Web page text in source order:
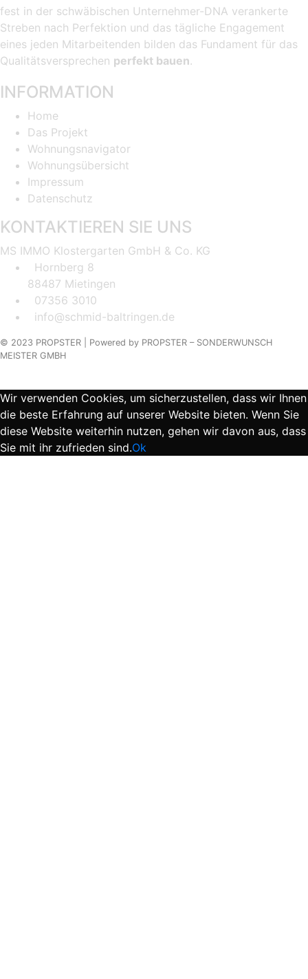
fest in der schwäbischen Unternehmer-DNA verankerte
Streben nach Perfektion und das tägliche Engagement
eines jeden Mitarbeitenden bilden das Fundament für das
Qualitätsversprechen perfekt bauen.
INFORMATION
Home
Das Projekt
Wohnungsnavigator
Wohnungsübersicht
Impressum
Datenschutz
KONTAKTIEREN SIE UNS
MS IMMO Klostergarten GmbH & Co. KG
Hornberg 8
88487 Mietingen
07356 3010
info@schmid-baltringen.de
© 2023 PROPSTER | Powered by PROPSTER – SONDERWUNSCH
MEISTER GMBH
Wir verwenden Cookies, um sicherzustellen, dass wir Ihnen
die beste Erfahrung auf unserer Website bieten. Wenn Sie
diese Website weiterhin nutzen, gehen wir davon aus, dass
Sie mit ihr zufrieden sind.Ok